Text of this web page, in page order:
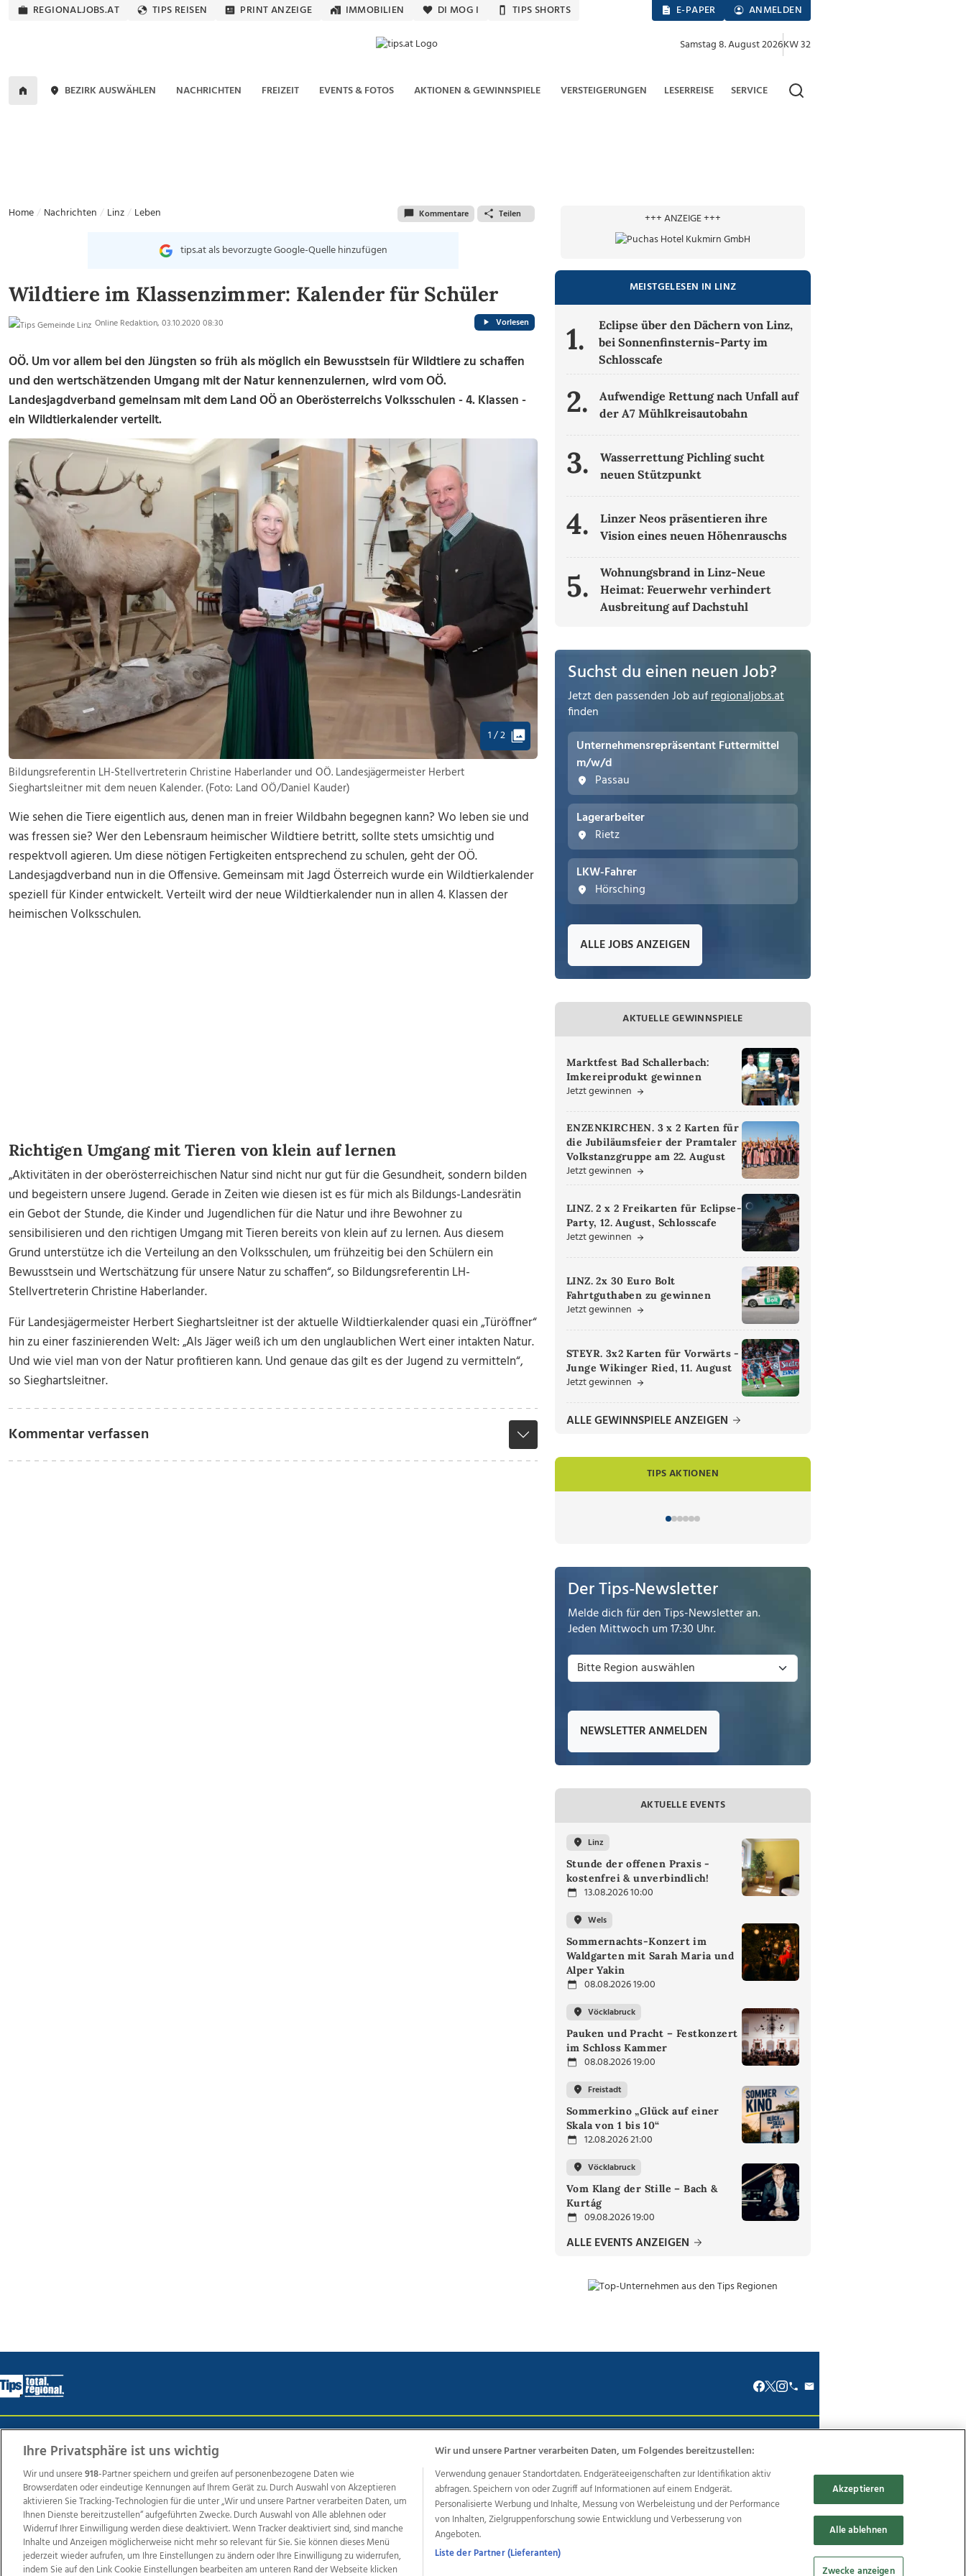
REGIONALJOBS.AT TIPS REISEN PRINT ANZEIGE IMMOBILIEN DI MOG I TIPS SHORTS E-PAPER ANMELDEN
Samstag 8. August 2026KW 32
BEZIRK AUSWÄHLEN NACHRICHTEN FREIZEIT EVENTS & FOTOS AKTIONEN & GEWINNSPIELE VERSTEIGERUNGEN LESERREISE SERVICE
Home Nachrichten Linz Leben Kommentare Teilen
tips.at als bevorzugte Google-Quelle hinzufügen
Wildtiere im Klassenzimmer: Kalender für Schüler
Online Redaktion, 03.10.2020 08:30 Vorlesen
OÖ. Um vor allem bei den Jüngsten so früh als möglich ein Bewusstsein für Wildtiere zu schaffen
und den wertschätzenden Umgang mit der Natur kennenzulernen, wird vom OÖ.
Landesjagdverband gemeinsam mit dem Land OÖ an Oberösterreichs Volksschulen - 4. Klassen -
ein Wildtierkalender verteilt.
1 / 2
Bildungsreferentin LH-Stellvertreterin Christine Haberlander und OÖ. Landesjägermeister Herbert
Sieghartsleitner mit dem neuen Kalender. (Foto: Land OÖ/Daniel Kauder)
Wie sehen die Tiere eigentlich aus, denen man in freier Wildbahn begegnen kann? Wo leben sie und
was fressen sie? Wer den Lebensraum heimischer Wildtiere betritt, sollte stets umsichtig und
respektvoll agieren. Um diese nötigen Fertigkeiten entsprechend zu schulen, geht der OÖ.
Landesjagdverband nun in die Offensive. Gemeinsam mit Jagd Österreich wurde ein Wildtierkalender
speziell für Kinder entwickelt. Verteilt wird der neue Wildtierkalender nun in allen 4. Klassen der
heimischen Volksschulen.
Richtigen Umgang mit Tieren von klein auf lernen
„Aktivitäten in der oberösterreichischen Natur sind nicht nur gut für die Gesundheit, sondern bilden
und begeistern unsere Jugend. Gerade in Zeiten wie diesen ist es für mich als Bildungs-Landesrätin
ein Gebot der Stunde, die Kinder und Jugendlichen für die Natur und ihre Bewohner zu
sensibilisieren und den richtigen Umgang mit Tieren bereits von klein auf zu lernen. Aus diesem
Grund unterstütze ich die Verteilung an den Volksschulen, um frühzeitig bei den Schülern ein
Bewusstsein und Wertschätzung für unsere Natur zu schaffen“, so Bildungsreferentin LH-
Stellvertreterin Christine Haberlander.
Für Landesjägermeister Herbert Sieghartsleitner ist der aktuelle Wildtierkalender quasi ein „Türöffner“
hin zu einer faszinierenden Welt: „Als Jäger weiß ich um den unglaublichen Wert einer intakten Natur.
Und wie viel man von der Natur profitieren kann. Und genaue das gilt es der Jugend zu vermitteln“,
so Sieghartsleitner.
Kommentar verfassen
+++ ANZEIGE +++
MEISTGELESEN IN LINZ
1.
Eclipse über den Dächern von Linz,
bei Sonnenfinsternis-Party im
Schlosscafe
2.
Aufwendige Rettung nach Unfall auf
der A7 Mühlkreisautobahn
3.
Wasserrettung Pichling sucht
neuen Stützpunkt
4.
Linzer Neos präsentieren ihre
Vision eines neuen Höhenrauschs
5.
Wohnungsbrand in Linz-Neue
Heimat: Feuerwehr verhindert
Ausbreitung auf Dachstuhl
Suchst du einen neuen Job?
Jetzt den passenden Job aufregionaljobs.at
finden
Unternehmensrepräsentant Futtermittel
m/w/d
Passau
Lagerarbeiter
Rietz
LKW-Fahrer
Hörsching
ALLE JOBS ANZEIGEN
AKTUELLE GEWINNSPIELE
Marktfest Bad Schallerbach:
Imkereiprodukt gewinnen
Jetzt gewinnen
ENZENKIRCHEN. 3 x 2 Karten für
die Jubiläumsfeier der Pramtaler
Volkstanzgruppe am 22. August
Jetzt gewinnen
LINZ. 2 x 2 Freikarten für Eclipse-
Party, 12. August, Schlosscafe
Jetzt gewinnen
LINZ. 2x 30 Euro Bolt
Fahrtguthaben zu gewinnen
Jetzt gewinnen
STEYR. 3x2 Karten für Vorwärts -
Junge Wikinger Ried, 11. August
Jetzt gewinnen
ALLE GEWINNSPIELE ANZEIGEN
TIPS AKTIONEN
Der Tips-Newsletter
Melde dich für den Tips-Newsletter an.
Jeden Mittwoch um 17:30 Uhr.
NEWSLETTER ANMELDEN
AKTUELLE EVENTS
Linz
Stunde der offenen Praxis -
kostenfrei & unverbindlich!
13.08.2026 10:00
Wels
Sommernachts-Konzert im
Waldgarten mit Sarah Maria und
Alper Yakin
08.08.2026 19:00
Vöcklabruck
Pauken und Pracht – Festkonzert
im Schloss Kammer
08.08.2026 19:00
Freistadt
Sommerkino „Glück auf einer
Skala von 1 bis 10“
12.08.2026 21:00
Vöcklabruck
Vom Klang der Stille – Bach &
Kurtág
09.08.2026 19:00
ALLE EVENTS ANZEIGEN
Wir über uns Mediadaten Kontakt AGB Anzeigekunden AGB Website Ehrenkodex Politische Werbung
Weitere Angebote des Medienhauses Wimmer
TV1 di-mog-i.at OÖNow Ischler Woche Life Radio OÖNachrichten OÖN Immobilien OÖN Karriere OÖN Reise
Promenaden Galerien
Regionaljobs
wasistlos.at wirtrauern.at
Ihre Privatsphäre ist uns wichtig
Wir und unsere918-Partner speichern und greifen auf personenbezogene Daten wie
Browserdaten oder eindeutige Kennungen auf Ihrem Gerät zu. Durch Auswahl von Akzeptieren
aktivieren Sie Tracking-Technologien für die unter „Wir und unsere Partner verarbeiten Daten, um
Ihnen Dienste bereitzustellen“ aufgeführten Zwecke. Durch Auswahl von Alle ablehnen oder
Widerruf Ihrer Einwilligung werden diese deaktiviert. Wenn Tracker deaktiviert sind, sind manche
Inhalte und Anzeigen möglicherweise nicht mehr so relevant für Sie. Sie können dieses Menü
jederzeit wieder aufrufen, um Ihre Einstellungen zu ändern oder Ihre Einwilligung zu widerrufen,
indem Sie auf den Link Cookie Einstellungen bearbeiten am unteren Rand der Webseite klicken
Wir und unsere Partner verarbeiten Daten, um Folgendes bereitzustellen:
Verwendung genauer Standortdaten. Endgeräteeigenschaften zur Identifikation aktiv
abfragen. Speichern von oder Zugriff auf Informationen auf einem Endgerät.
Personalisierte Werbung und Inhalte, Messung von Werbeleistung und der Performance
von Inhalten, Zielgruppenforschung sowie Entwicklung und Verbesserung von
Angeboten.
Liste der Partner (Lieferanten)
Akzeptieren
Alle ablehnen
Zwecke anzeigen